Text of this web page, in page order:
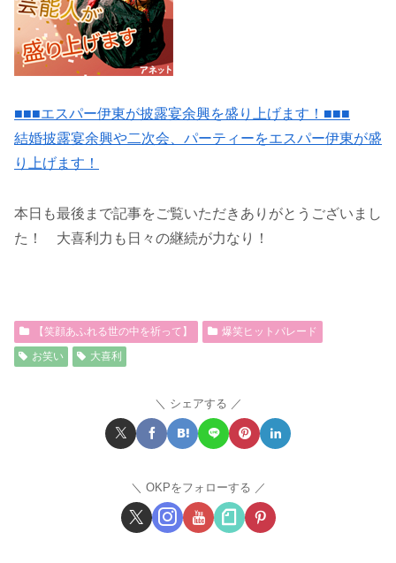
■■■エスパー伊東が披露宴余興を盛り上げます！■■■
結婚披露宴余興や二次会、パーティーをエスパー伊東が盛
り上げます！
本日も最後まで記事をご覧いただきありがとうございまし
た！ 大喜利力も日々の継続が力なり！
【笑顔あふれる世の中を祈って】
爆笑ヒットパレード
お笑い
大喜利
シェアする
OKPをフォローする